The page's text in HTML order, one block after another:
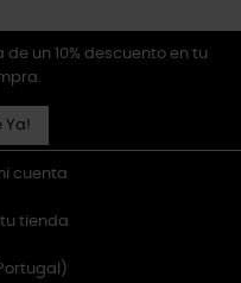
un 10% descuento en tu
Ya!
cuenta
tienda